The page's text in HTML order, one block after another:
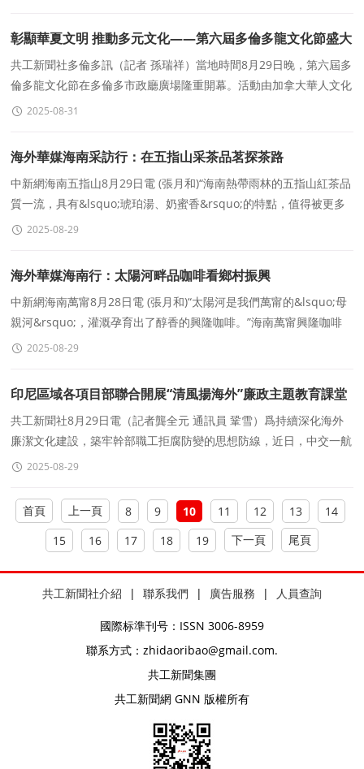
彰顯華夏文明 推動多元文化——第六屆多倫多龍文化節盛大
開幕
共工新聞社多倫多訊（記者 孫瑞祥）當地時間8月29日晚，第六屆多
倫多龍文化節在多倫多市政廳廣場隆重開幕。活動由加拿大華人文化
藝術團體聯合會（CACPA）主辦，爲期三天，吸引了加拿大各
2025-08-31
海外華媒海南采訪行：在五指山采茶品茗探茶路
中新網海南五指山8月29日電 (張月和)“海南熱帶雨林的五指山紅茶品
質一流，具有&lsquo;琥珀湯、奶蜜香&rsquo;的特點，值得被更多
人知曉。”五指山椰仙生物科技有限公
2025-08-29
海外華媒海南行：太陽河畔品咖啡看鄉村振興
中新網海南萬甯8月28日電 (張月和)“太陽河是我們萬甯的&lsquo;母
親河&rsquo;，灌溉孕育出了醇香的興隆咖啡。”海南萬甯興隆咖啡
谷總經理趙亮說。參加“追夢
2025-08-29
印尼區域各項目部聯合開展“清風揚海外”廉政主題教育課堂
共工新聞社8月29日電（記者龔全元 通訊員 鞏雪）爲持續深化海外
廉潔文化建設，築牢幹部職工拒腐防變的思想防線，近日，中交一航
局五公司印尼區域各項目部統一部署，組織各項目部關鍵崗
2025-08-29
首頁 上一頁 8 9 10 11 12 13
14
15
16 17 18 19 下一頁 尾頁
共工新聞社介紹 | 聯系我們 | 廣告服務 | 人員查詢
國際标準刊号：ISSN 3006-8959
聯系方式：zhidaoribao@gmail.com.
共工新聞集團
共工新聞網 GNN 版權所有